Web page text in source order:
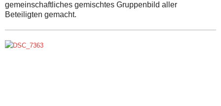
gemeinschaftliches gemischtes Gruppenbild aller
Beteiligten gemacht.